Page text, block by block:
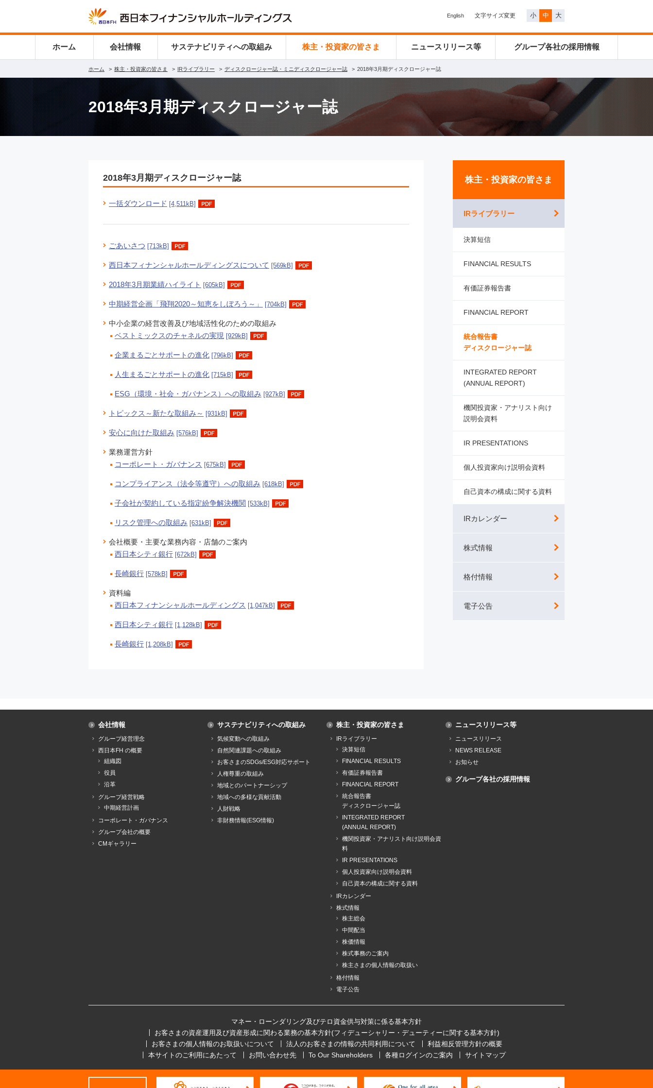
文字サイズ変更 小 中 大
English
ホーム 会社情報 サステナビリティへの取組み 株主・投資家の皆さま ニュースリリース等 グループ各社の採用情報
ホーム 株主・投資家の皆さま IRライブラリー ディスクロージャー誌・ミニディスクロージャー誌 2018年3月期ディスクロージャー誌
2018年3月期ディスクロージャー誌
2018年3月期ディスクロージャー誌
一括ダウンロード [4,511kB]
ごあいさつ [713kB]
西日本フィナンシャルホールディングスについて [569kB]
2018年3月期業績ハイライト [605kB]
中期経営企画「飛翔2020～知恵をしぼろう～」 [704kB]
中小企業の経営改善及び地域活性化のための取組み
ベストミックスのチャネルの実現 [929kB]
企業まるごとサポートの進化 [796kB]
人生まるごとサポートの進化 [715kB]
ESG（環境・社会・ガバナンス）への取組み [927kB]
トピックス～新たな取組み～ [931kB]
安心に向けた取組み [576kB]
業務運営方針
コーポレート・ガバナンス [675kB]
コンプライアンス（法令等遵守）への取組み [618kB]
子会社が契約している指定紛争解決機関 [533kB]
リスク管理への取組み [631kB]
会社概要・主要な業務内容・店舗のご案内
西日本シティ銀行 [672kB]
長崎銀行 [578kB]
資料編
西日本フィナンシャルホールディングス [1,047kB]
西日本シティ銀行 [1,128kB]
長崎銀行 [1,208kB]
株主・投資家の皆さま
IRライブラリー
決算短信
FINANCIAL RESULTS
有価証券報告書
FINANCIAL REPORT
統合報告書
ディスクロージャー誌
INTEGRATED REPORT
(ANNUAL REPORT)
機関投資家・アナリスト向け
説明会資料
IR PRESENTATIONS
個人投資家向け説明会資料
自己資本の構成に関する資料
IRカレンダー
株式情報
格付情報
電子公告
会社情報
グループ経営理念
西日本FH の概要
組織図
役員
沿革
グループ経営戦略
中期経営計画
コーポレート・ガバナンス
グループ会社の概要
CMギャラリー
サステナビリティへの取組み
気候変動への取組み
自然関連課題への取組み
お客さまのSDGs/ESG対応サポート
人権尊重の取組み
地域とのパートナーシップ
地域への多様な貢献活動
人財戦略
非財務情報(ESG情報)
株主・投資家の皆さま
IRライブラリー
決算短信
FINANCIAL RESULTS
有価証券報告書
FINANCIAL REPORT
統合報告書
ディスクロージャー誌
INTEGRATED REPORT
(ANNUAL REPORT)
機関投資家・アナリスト向け説明会資
料
IR PRESENTATIONS
個人投資家向け説明会資料
自己資本の構成に関する資料
IRカレンダー
株式情報
株主総会
中間配当
株価情報
株式事務のご案内
株主さまの個人情報の取扱い
格付情報
電子公告
ニュースリリース等
ニュースリリース
NEWS RELEASE
お知らせ
グループ各社の採用情報
マネー・ローンダリング及びテロ資金供与対策に係る基本方針
お客さまの資産運用及び資産形成に関わる業務の基本方針(フィデューシャリー・デューティーに関する基本方針)
お客さまの個人情報のお取扱いについて
法人のお客さまの情報の共同利用について
利益相反管理方針の概要
本サイトのご利用にあたって
お問い合わせ先 To Our Shareholders 各種ログインのご案内 サイトマップ